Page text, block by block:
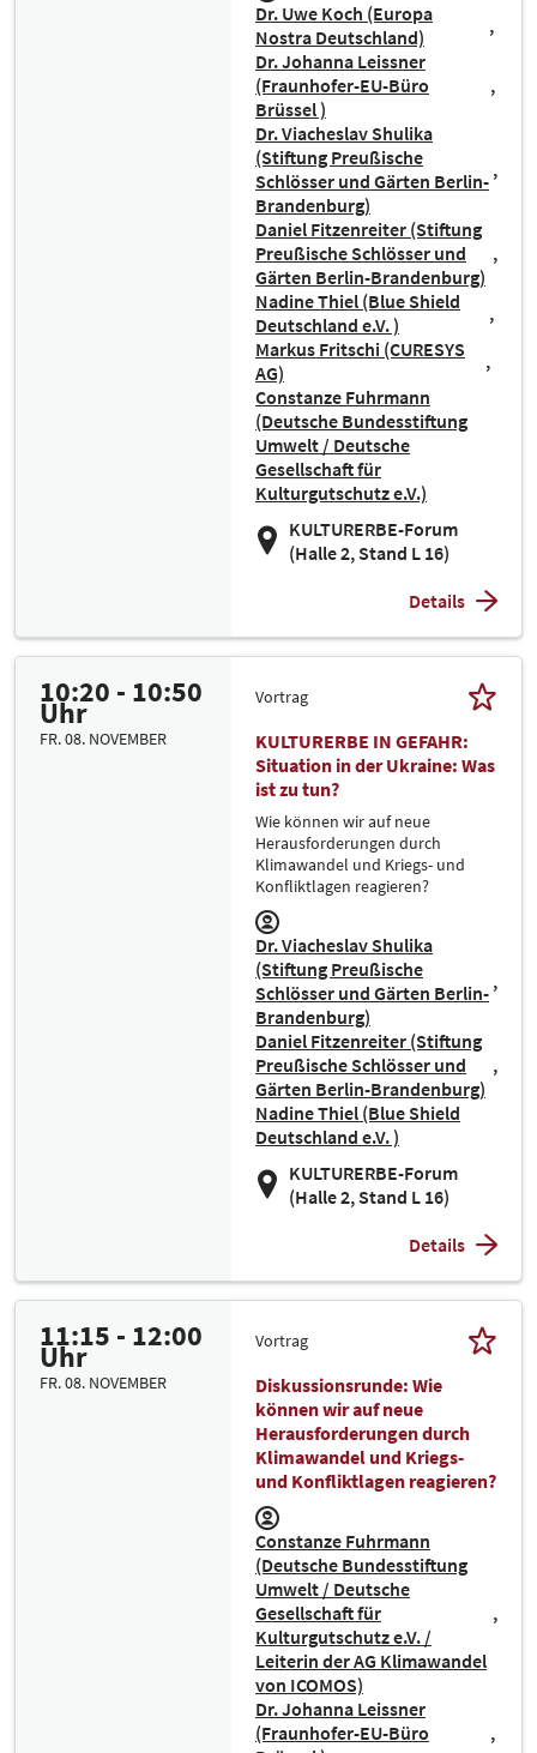
Dr. Uwe Koch (Europa
Nostra Deutschland)
Dr. Johanna Leissner
(Fraunhofer-EU-Büro
Brüssel )
Dr. Viacheslav Shulika
(Stiftung Preußische
Schlösser und Gärten Berlin-
Brandenburg)
Daniel Fitzenreiter (Stiftung
Preußische Schlösser und
Gärten Berlin-Brandenburg)
Nadine Thiel (Blue Shield
Deutschland e.V. )
Markus Fritschi (CURESYS
AG)
Constanze Fuhrmann
(Deutsche Bundesstiftung
Umwelt / Deutsche
Gesellschaft für
Kulturgutschutz e.V.)
KULTURERBE-Forum
(Halle 2, Stand L 16)
Details
10:20 - 10:50
Uhr
FR. 08. NOVEMBER
Vortrag
KULTURERBE IN GEFAHR:
Situation in der Ukraine: Was
ist zu tun?
Wie können wir auf neue
Herausforderungen durch
Klimawandel und Kriegs- und
Konfliktlagen reagieren?
Dr. Viacheslav Shulika
(Stiftung Preußische
Schlösser und Gärten Berlin-
Brandenburg)
Daniel Fitzenreiter (Stiftung
Preußische Schlösser und
Gärten Berlin-Brandenburg)
Nadine Thiel (Blue Shield
Deutschland e.V. )
KULTURERBE-Forum
(Halle 2, Stand L 16)
Details
11:15 - 12:00
Uhr
FR. 08. NOVEMBER
Vortrag
Diskussionsrunde: Wie
können wir auf neue
Herausforderungen durch
Klimawandel und Kriegs-
und Konfliktlagen reagieren?
Constanze Fuhrmann
(Deutsche Bundesstiftung
Umwelt / Deutsche
Gesellschaft für
Kulturgutschutz e.V. /
Leiterin der AG Klimawandel
von ICOMOS)
Dr. Johanna Leissner
(Fraunhofer-EU-Büro